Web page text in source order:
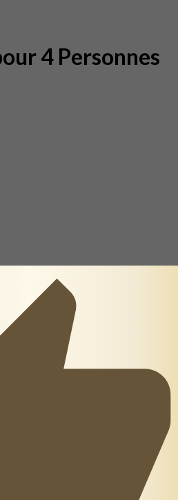
4 Personnes